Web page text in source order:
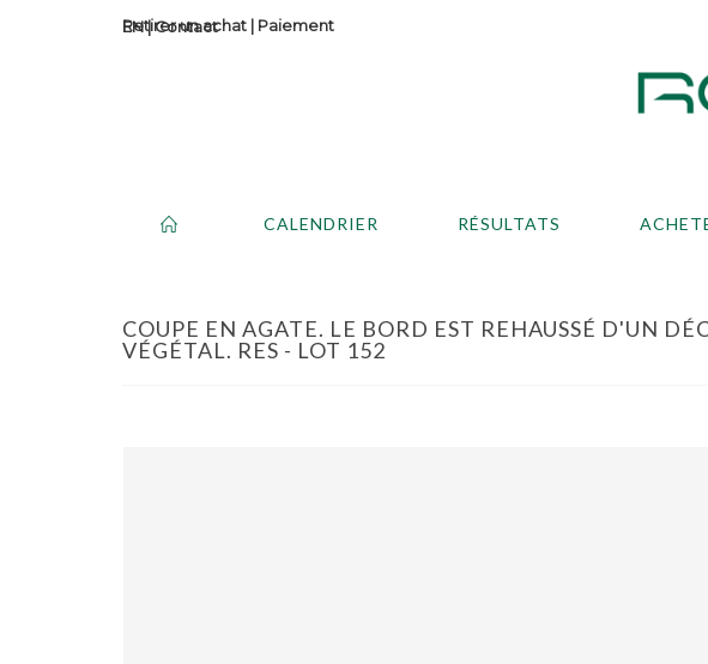
Contact
Retirer un achat | Paiement
CALENDRIER RÉSULTATS
COUPE EN AGATE. LE BORD EST REHAUSSÉ D'UN
VÉGÉTAL. RES - LOT 152